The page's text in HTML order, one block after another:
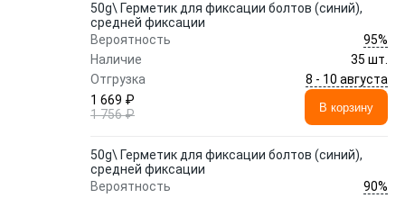
50g\ Герметик для фиксации болтов (синий),
средней фиксации
Вероятность
95%
Наличие
35 шт.
Отгрузка
8 - 10 августа
1 669 ₽
1 756 ₽
В корзину
50g\ Герметик для фиксации болтов (синий),
средней фиксации
Вероятность
90%